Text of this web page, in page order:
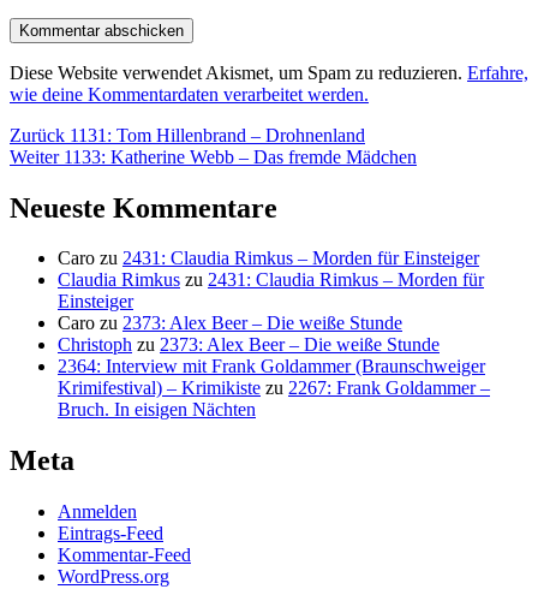
Diese Website verwendet Akismet, um Spam zu reduzieren. Erfahre,
wie deine Kommentardaten verarbeitet werden.
Beitragsnavigation
Zurück Vorheriger
Beitrag:
1131: Tom Hillenbrand – Drohnenland
Weiter Nächster
1133: Katherine Webb – Das fremde Mädchen
Neueste Kommentare
Caro zu 2431: Claudia Rimkus – Morden für Einsteiger
Claudia Rimkus zu 2431: Claudia Rimkus – Morden für
Einsteiger
Caro zu 2373: Alex Beer – Die weiße Stunde
Christoph zu 2373: Alex Beer – Die weiße Stunde
2364: Interview mit Frank Goldammer (Braunschweiger
Krimifestival) – Krimikiste zu 2267: Frank Goldammer –
Bruch. In eisigen Nächten
Meta
Anmelden
Eintrags-Feed
Kommentar-Feed
WordPress.org